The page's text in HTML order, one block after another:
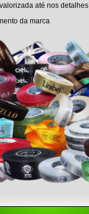
até nos detalhes
da marca